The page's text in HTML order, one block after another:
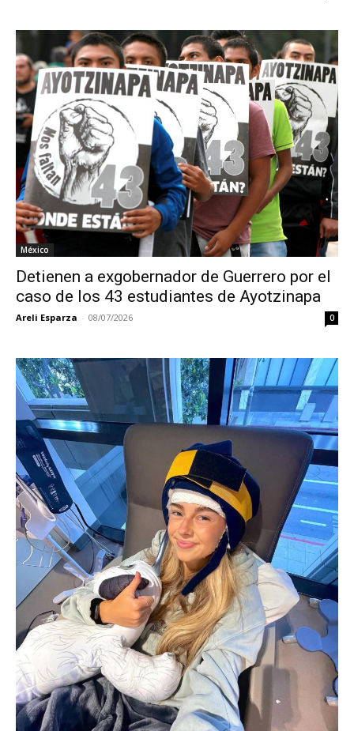
México
Detienen a exgobernador de Guerrero por el
caso de los 43 estudiantes de Ayotzinapa
Areli Esparza - 08/07/2026 0